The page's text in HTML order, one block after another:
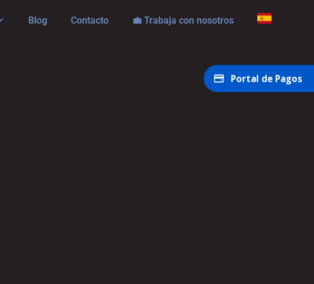
Blog Contacto 💼 Trabaja con nosotros
Portal de Pagos